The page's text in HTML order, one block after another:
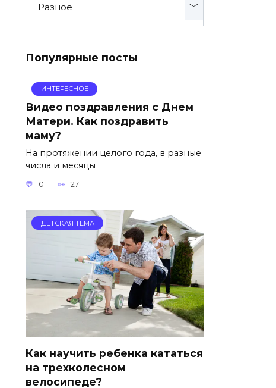
Разное
Популярные посты
ИНТЕРЕСНОЕ
Видео поздравления с Днем
Матери. Как поздравить
маму?
На протяжении целого года, в разные
числа и месяцы
0 27
ДЕТСКАЯ ТЕМА
Как научить ребенка кататься
на трехколесном
велосипеде?